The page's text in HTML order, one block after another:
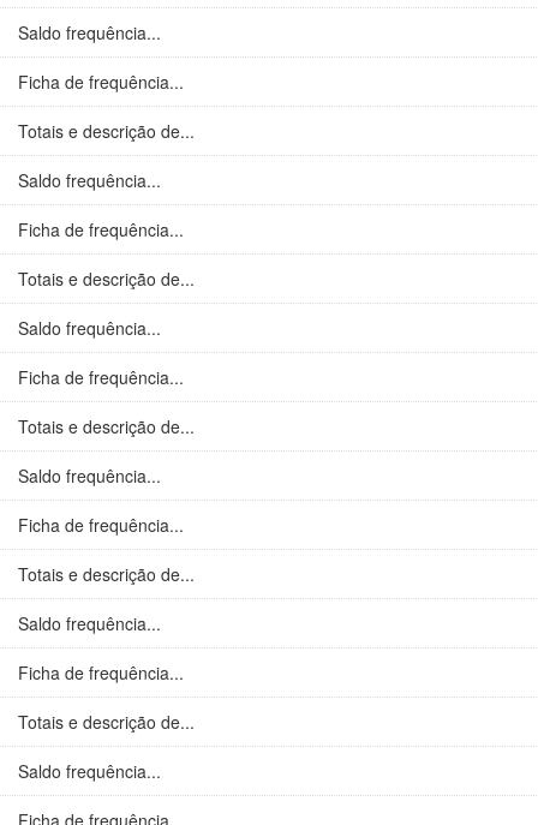
Saldo frequência...
Ficha de frequência...
Totais e descrição de...
Saldo frequência...
Ficha de frequência...
Totais e descrição de...
Saldo frequência...
Ficha de frequência...
Totais e descrição de...
Saldo frequência...
Ficha de frequência...
Totais e descrição de...
Saldo frequência...
Ficha de frequência...
Totais e descrição de...
Saldo frequência...
Ficha de frequência...